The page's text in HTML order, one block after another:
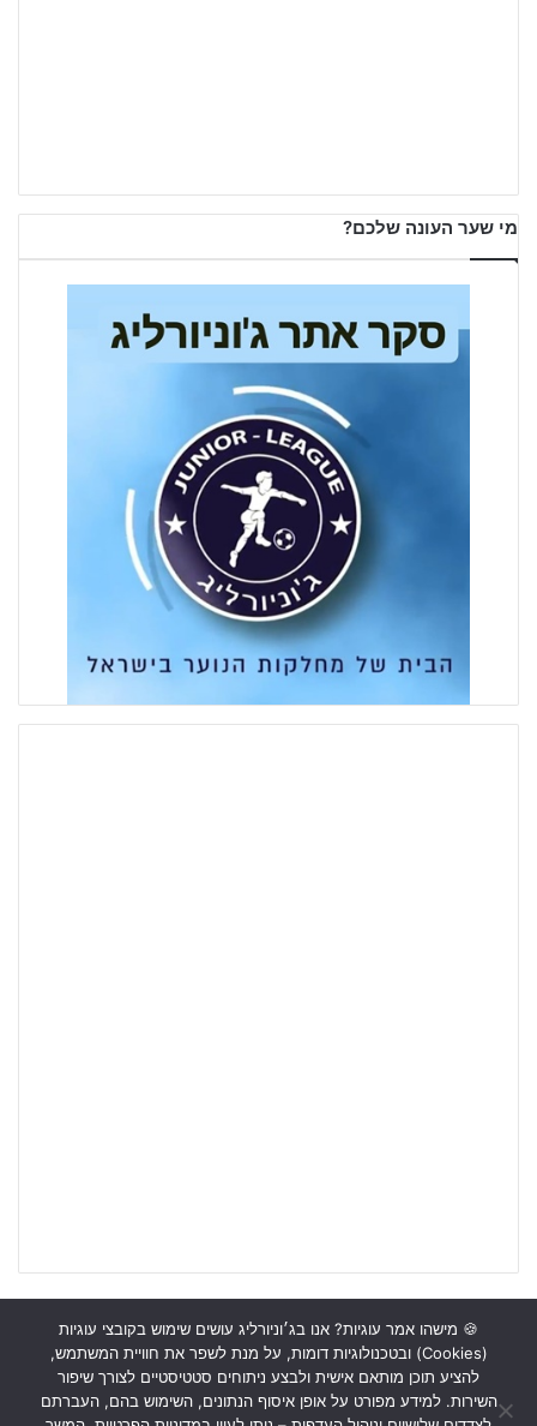
מי שער העונה שלכם?
ראשי כתבות תכנים מקצועיים תנאי שימוש
מדיניות אבטחה
כתבו לנו
🍪 מישהו אמר עוגיות? אנו בג׳וניורליג עושים שימוש בקובצי עוגיות
(Cookies) ובטכנולוגיות דומות, על מנת לשפר את חוויית המשתמש,
להציע תוכן מותאם אישית ולבצע ניתוחים סטטיסטיים לצורך שיפור
השירות. למידע מפורט על אופן איסוף הנתונים, השימוש בהם, העברתם